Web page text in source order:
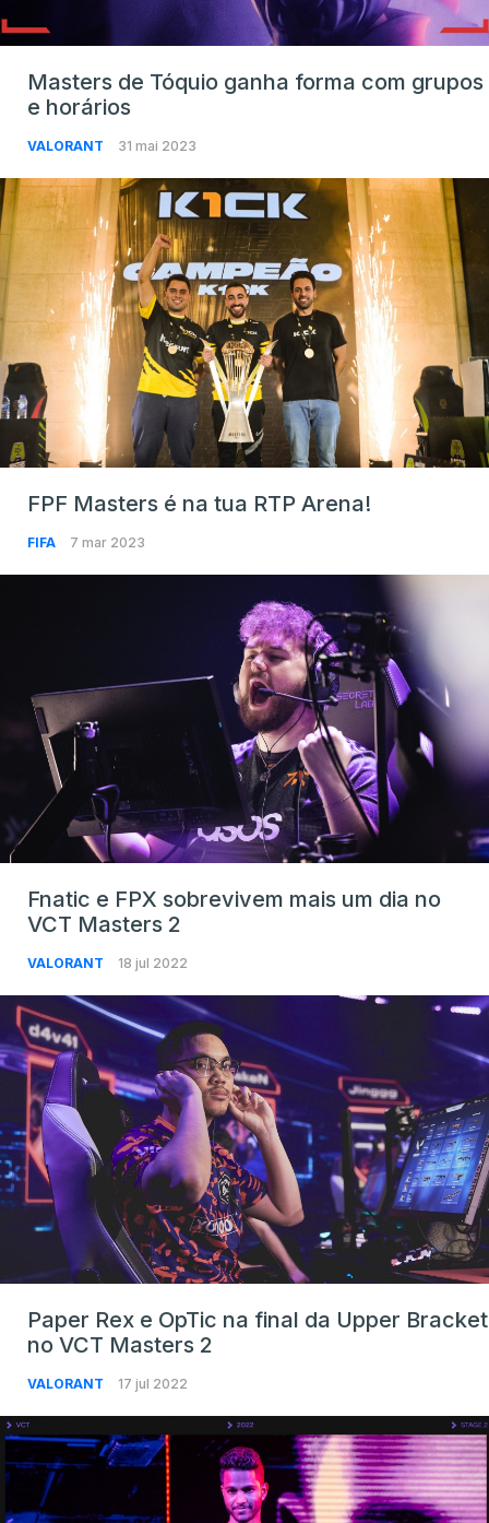
Masters de Tóquio ganha forma com grupos
e horários
VALORANT 31 mai 2023
FPF Masters é na tua RTP Arena!
FIFA 7 mar 2023
Fnatic e FPX sobrevivem mais um dia no
VCT Masters 2
VALORANT 18 jul 2022
Paper Rex e OpTic na final da Upper Bracket
no VCT Masters 2
VALORANT 17 jul 2022